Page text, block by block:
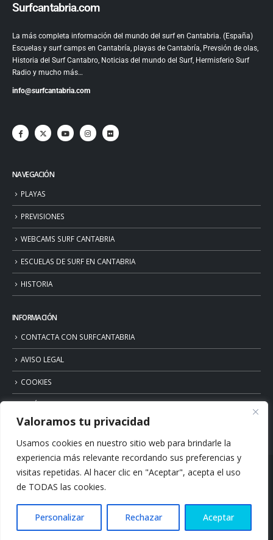
Valoramos tu privacidad
Usamos cookies en nuestro sitio web para brindarle la
experiencia más relevante recordando sus preferencias y
visitas repetidas. Al hacer clic en "Aceptar", acepta el uso
de TODAS las cookies.
Personalizar Rechazar Aceptar
Surfcantabria.com
La más completa información del mundo del surf en Cantabria. (España)
Escuelas y surf camps en Cantabría, playas de Cantabría, Prevsión de olas,
Historia del Surf Cantabro, Noticias del mundo del Surf, Hermisferio Surf
Radio y mucho más…
info@surfcantabria.com
NAVEGACIÓN
PLAYAS
PREVISIONES
WEBCAMS SURF CANTABRIA
ESCUELAS DE SURF EN CANTABRIA
HISTORIA
INFORMACIÓN
CONTACTA CON SURFCANTABRIA
AVISO LEGAL
COOKIES
POLÍTICA DE PRIVACIDAD
© Copyright 2026. Surfcantabria.com. All Rights Reserved.